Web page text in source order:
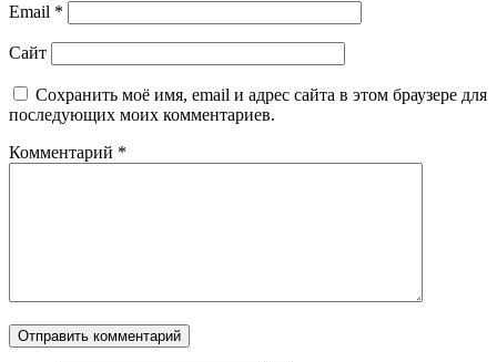
Email *
Сайт
Сохранить моё имя, email и адрес сайта в этом браузере для
последующих моих комментариев.
Комментарий *